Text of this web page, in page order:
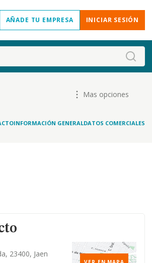
AÑADE TU EMPRESA INICIAR SESIÓN
Mas opciones
INFORMACIÓN GENERALDATOS COMERCIALES
23400, Jaen